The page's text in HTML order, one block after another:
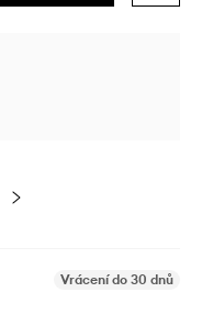
Vrácení do 30 dnů